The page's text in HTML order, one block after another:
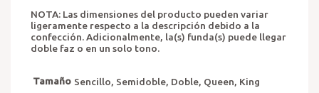
NOTA: Las dimensiones del producto pueden variar
ligeramente respecto a la descripción debido a la
confección. Adicionalmente, la(s) funda(s) puede llegar
doble faz o en un solo tono.
Tamaño Sencillo, Semidoble, Doble, Queen, King